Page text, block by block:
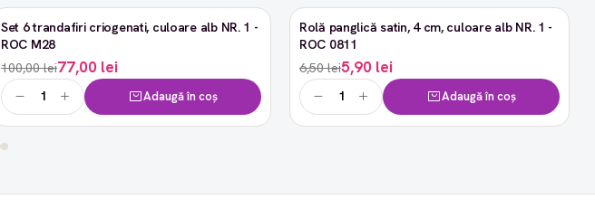
-23%
Set 6 trandafiri criogenati, culoare alb NR. 1 -
ROC M28
100,00 lei77,00 lei
Adaugă în coș
-9%
Rolă panglică satin, 4 cm, culoare alb NR. 1 -
ROC 0811
6,50 lei5,90 lei
Adaugă în coș